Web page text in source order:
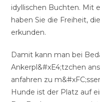
idyllischen Buchten. Mit
haben Sie die Freiheit,
erkunden.
Damit kann man bei
Ankerpl&#xE4;tzchen
anfahren zu
Hunde ist der Platz auf